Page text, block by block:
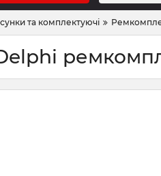
та комплектуючі